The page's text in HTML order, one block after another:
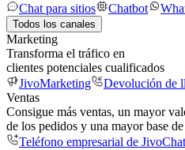
Chat para sitios
Chatbot
Todos los canales
Marketing
Transforma el tráfico en
clientes potenciales cualificados
JivoMarketing
Devolución de
Ventas
Consigue más ventas, un mayor
de los pedidos y una mayor base
Teléfono empresarial de JivoChat